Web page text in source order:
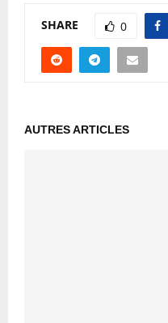
SHARE 0
AUTRES ARTICLES